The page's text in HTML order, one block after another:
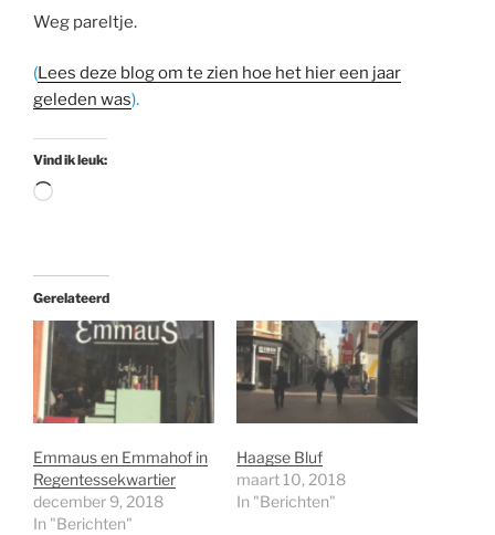
Weg pareltje.
(Lees deze blog om te zien hoe het hier een jaar
geleden was).
Vind ik leuk:
Aan
Gerelateerd
Emmaus en Emmahof in
Regentessekwartier
december 9, 2018
In "Berichten"
Haagse Bluf
maart 10, 2018
In "Berichten"